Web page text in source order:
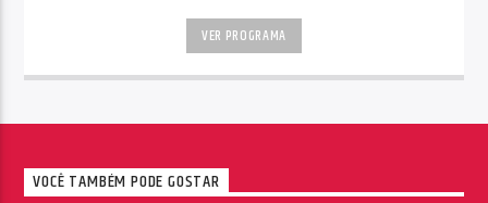
VER PROGRAMA
VOCÊ TAMBÉM PODE GOSTAR